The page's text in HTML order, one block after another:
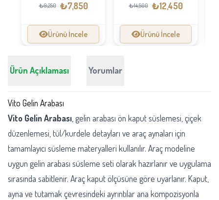
₺9,250 ₺7,850
Ürünü İncele
₺14,500 ₺12,450
Ürünü İncele
Ürün Açıklaması Yorumlar
Vito Gelin Arabası
Vito Gelin Arabası , gelin arabası ön kaput süslemesi, çiçek
düzenlemesi, tül/kurdele detayları ve araç aynaları için
tamamlayıcı süsleme materyalleri kullanılır. Araç modeline
uygun gelin arabası süsleme seti olarak hazırlanır ve uygulama
sırasında sabitlenir. Araç kaput ölçüsüne göre uyarlanır. Kaput,
ayna ve tutamak çevresindeki ayrıntılar ana kompozisyonla